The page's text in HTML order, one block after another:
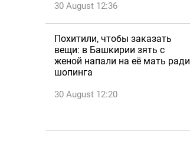
30 August 12:36
Похитили, чтобы заказать
вещи: в Башкирии зять с
женой напали на её мать ради
шопинга
30 August 12:20